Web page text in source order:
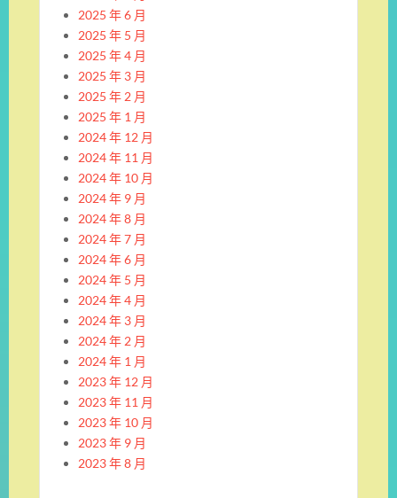
2025 年 6 月
2025 年 5 月
2025 年 4 月
2025 年 3 月
2025 年 2 月
2025 年 1 月
2024 年 12 月
2024 年 11 月
2024 年 10 月
2024 年 9 月
2024 年 8 月
2024 年 7 月
2024 年 6 月
2024 年 5 月
2024 年 4 月
2024 年 3 月
2024 年 2 月
2024 年 1 月
2023 年 12 月
2023 年 11 月
2023 年 10 月
2023 年 9 月
2023 年 8 月